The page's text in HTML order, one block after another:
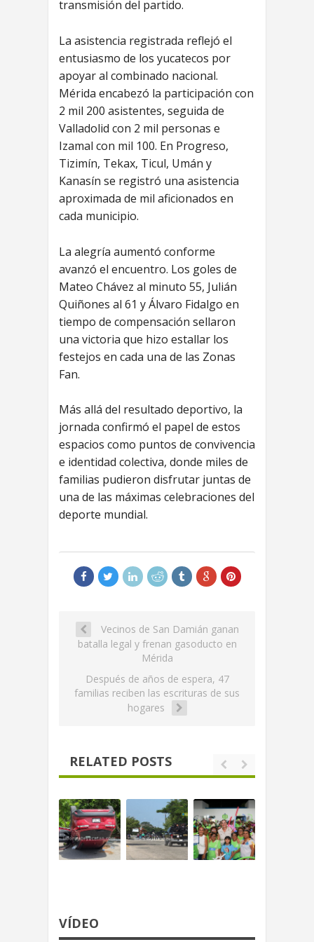
transmisión del partido.
La asistencia registrada reflejó el
entusiasmo de los yucatecos por
apoyar al combinado nacional.
Mérida encabezó la participación con
2 mil 200 asistentes, seguida de
Valladolid con 2 mil personas e
Izamal con mil 100. En Progreso,
Tizimín, Tekax, Ticul, Umán y
Kanasín se registró una asistencia
aproximada de mil aficionados en
cada municipio.
La alegría aumentó conforme
avanzó el encuentro. Los goles de
Mateo Chávez al minuto 55, Julián
Quiñones al 61 y Álvaro Fidalgo en
tiempo de compensación sellaron
una victoria que hizo estallar los
festejos en cada una de las Zonas
Fan.
Más allá del resultado deportivo, la
jornada confirmó el papel de estos
espacios como puntos de convivencia
e identidad colectiva, donde miles de
familias pudieron disfrutar juntas de
una de las máximas celebraciones del
deporte mundial.
Vecinos de San Damián ganan
batalla legal y frenan gasoducto en
Mérida
Después de años de espera, 47
familias reciben las escrituras de sus
hogares
RELATED POSTS
VÍDEO